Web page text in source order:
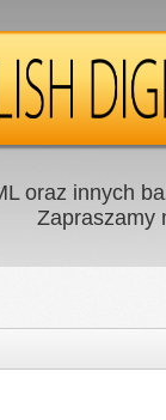
oraz innych
Zapraszamy